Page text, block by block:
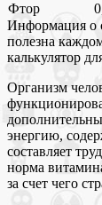
Фтор
Информация о
полезна
калькулятор
Организм
энергию,
составляет
норма
за счет чего